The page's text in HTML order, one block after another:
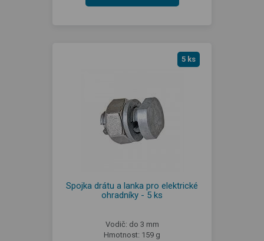
5 ks
Spojka drátu a lanka pro elektrické
ohradníky - 5 ks
Vodič: do 3 mm
Hmotnost: 159 g